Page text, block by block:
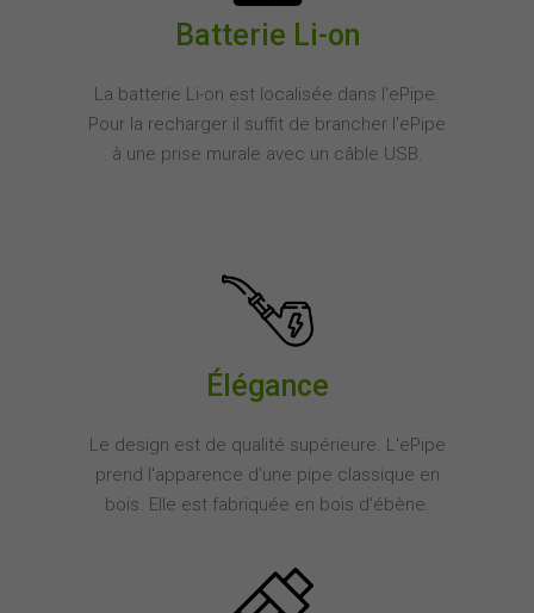
Batterie Li-on
La batterie Li-on est localisée dans l'ePipe.
Pour la recharger il suffit de brancher l'ePipe
à une prise murale avec un câble USB.
Élégance
Le design est de qualité supérieure. L'ePipe
prend l'apparence d'une pipe classique en
bois. Elle est fabriquée en bois d'ébène.